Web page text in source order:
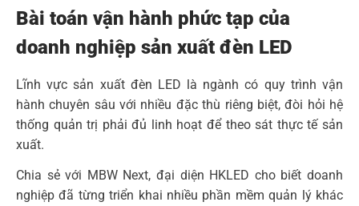
Bài toán vận hành phức tạp của
doanh nghiệp sản xuất đèn LED
Lĩnh vực sản xuất đèn LED là ngành có quy trình vận
hành chuyên sâu với nhiều đặc thù riêng biệt, đòi hỏi hệ
thống quản trị phải đủ linh hoạt để theo sát thực tế sản
xuất.
Chia sẻ với MBW Next, đại diện HKLED cho biết doanh
nghiệp đã từng triển khai nhiều phần mềm quản lý khác